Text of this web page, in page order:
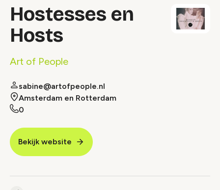
Hostesses en
Hosts
Art of People
sabine@artofpeople.nl
Amsterdam en Rotterdam
0
Bekijk website